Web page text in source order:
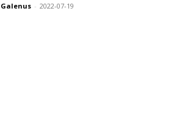
Galenus - 2022-07-19